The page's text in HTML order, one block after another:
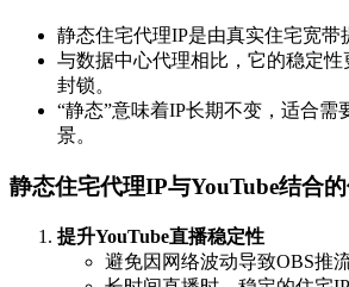
静态住宅代理IP是由真实住宅宽带
与数据中心代理相比，它的稳定
封锁。
“静态”意味着IP长期不变，适合需
景。
静态住宅代理IP与YouTube结合的
提升YouTube直播稳定性
避免因网络波动导致OBS推流